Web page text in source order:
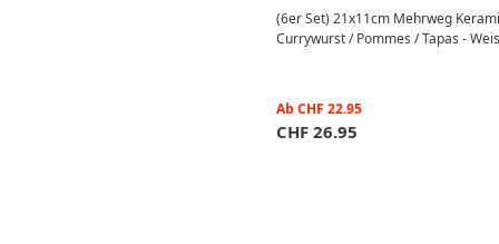
(6er Set) 21x11cm Mehrweg
Currywurst / Pommes / Tapas -
Ab CHF 22.95
CHF 26.95